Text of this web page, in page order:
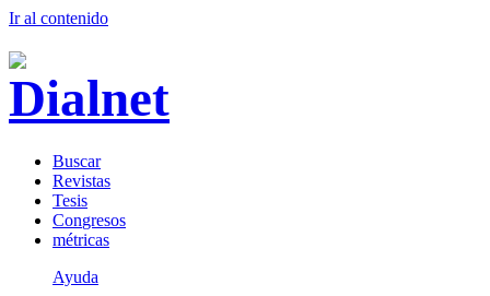
Ir al contenido
Buscar
Revistas
Tesis
Congresos
métricas
Ayuda